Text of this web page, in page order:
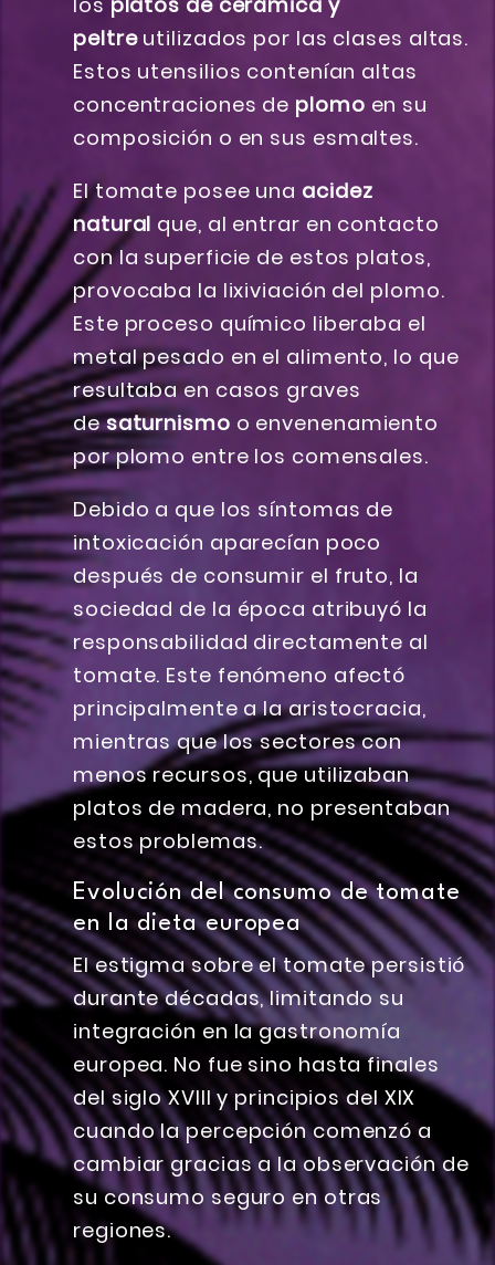
peltreutilizados por las clases altas.
Estos utensilios contenían altas
concentraciones de plomo en su
composición o en sus esmaltes.
El tomate posee una acidez
natural que, al entrar en contacto
con la superficie de estos platos,
provocaba la lixiviación del plomo.
Este proceso químico liberaba el
metal pesado en el alimento, lo que
resultaba en casos graves
desaturnismo o envenenamiento
por plomo entre los comensales.
Debido a que los síntomas de
intoxicación aparecían poco
después de consumir el fruto, la
sociedad de la época atribuyó la
responsabilidad directamente al
tomate. Este fenómeno afectó
principalmente a la aristocracia,
mientras que los sectores con
menos recursos, que utilizaban
platos de madera, no presentaban
estos problemas.
Evolución del consumo de tomate
en la dieta europea
El estigma sobre el tomate persistió
durante décadas, limitando su
integración en la gastronomía
europea. No fue sino hasta finales
del siglo XVIII y principios del XIX
cuando la percepción comenzó a
cambiar gracias a la observación de
su consumo seguro en otras
regiones.